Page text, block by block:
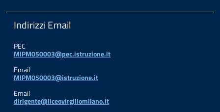
Indirizzi Email
PEC
MIPM050003@pec.istruzione.it
Email
MIPM050003@istruzione.it
Email
dirigente@liceovirgiliomilano.it